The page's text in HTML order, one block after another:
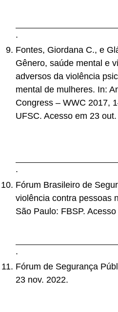
.
Fontes, Giordana C., e
Gênero, saúde mental e
adversos da violência
mental de mulheres. In:
Congress – WWC 2017,
UFSC. Acesso em 23
.
Fórum Brasileiro de
violência contra pessoas
São Paulo: FBSP.
.
Fórum de Segurança
23 nov. 2022.